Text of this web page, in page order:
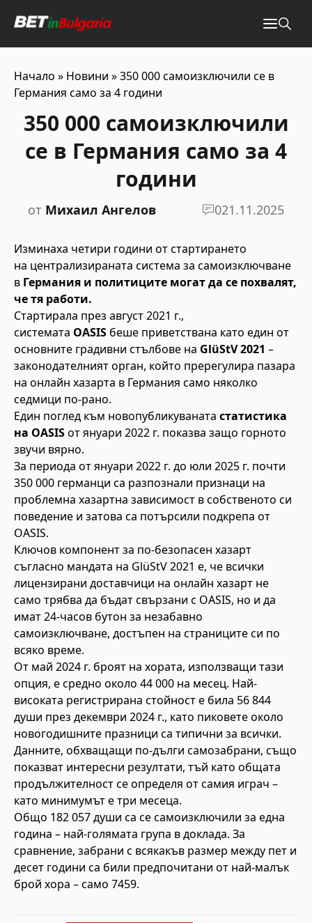
Начало » Новини »350 000 самоизключили се в
Германия само за 4 години
350 000 самоизключили
се в Германия само за 4
години
от Михаил Ангелов 021.11.2025
Изминаха четири години от стартирането
на централизираната система за самоизключване
в Германия и политиците могат да се похвалят,
че тя работи.
Стартирала през август 2021 г.,
системата OASIS беше приветствана като един от
основните градивни стълбове на GlüStV 2021 –
законодателният орган, който пререгулира пазара
на онлайн хазарта в Германия само няколко
седмици по-рано.
Един поглед към новопубликуваната статистика
на OASISот януари 2022 г. показва защо горното
звучи вярно.
За периода от януари 2022 г. до юли 2025 г. почти
350 000 германци са разпознали признаци на
проблемна хазартна зависимост в собственото си
поведение и затова са потърсили подкрепа от
OASIS.
Ключов компонент за по-безопасен хазарт
съгласно мандата на GlüStV 2021 е, че всички
лицензирани доставчици на онлайн хазарт не
само трябва да бъдат свързани с OASIS, но и да
имат 24-часов бутон за незабавно
самоизключване, достъпен на страниците си по
всяко време.
От май 2024 г. броят на хората, използващи тази
опция, е средно около 44 000 на месец. Най-
високата регистрирана стойност е била 56 844
души през декември 2024 г., като пиковете около
новогодишните празници са типични за всички.
Данните, обхващащи по-дълги самозабрани, също
показват интересни резултати, тъй като общата
продължителност се определя от самия играч –
като минимумът е три месеца.
Общо 182 057 души са се самоизключили за една
година – най-голямата група в доклада. За
сравнение, забрани с всякакъв размер между пет и
десет години са били предпочитани от най-малък
брой хора – само 7459.